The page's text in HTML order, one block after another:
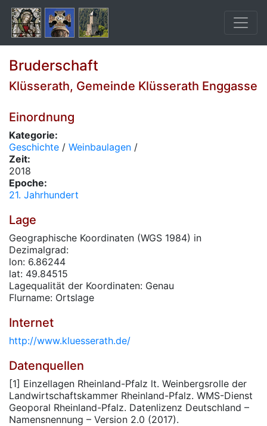
Bruderschaft
Klüsserath, Gemeinde Klüsserath Enggasse
Einordnung
Kategorie:
Geschichte / Weinbaulagen /
Zeit:
2018
Epoche:
21. Jahrhundert
Lage
Geographische Koordinaten (WGS 1984) in
Dezimalgrad:
lon: 6.86244
lat: 49.84515
Lagequalität der Koordinaten: Genau
Flurname: Ortslage
Internet
http://www.kluesserath.de/
Datenquellen
[1] Einzellagen Rheinland-Pfalz lt. Weinbergsrolle der
Landwirtschaftskammer Rheinland-Pfalz. WMS-Dienst
Geoporal Rheinland-Pfalz. Datenlizenz Deutschland –
Namensnennung – Version 2.0 (2017).